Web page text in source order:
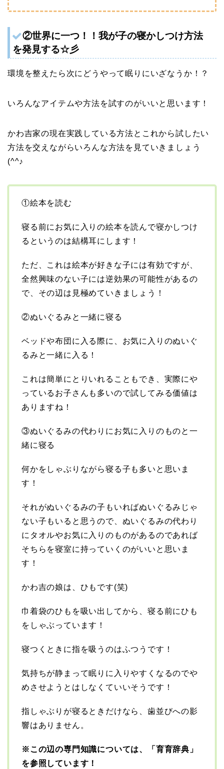
②世界に一つ！！我が子の寝かしつけ方法
を発見する☆彡
環境を整えたら次にどうやって眠りにいざなうか！？
いろんなアイテムや方法を試すのがいいと思います！
かわ吉家の現在実践している方法とこれから試したい
方法を交えながらいろんな方法を見ていきましょう
(^^♪
①絵本を読む
寝る前にお気に入りの絵本を読んで寝かしつけ
るというのは結構耳にします！
ただ、これは絵本が好きな子には有効ですが、
全然興味のない子には逆効果の可能性があるの
で、その辺は見極めていきましょう！
②ぬいぐるみと一緒に寝る
ベッドや布団に入る際に、お気に入りのぬいぐ
るみと一緒に入る！
これは簡単にとりいれることもでき、実際にや
っているお子さんも多いので試してみる価値は
ありますね！
③ぬいぐるみの代わりにお気に入りのものと一
緒に寝る
何かをしゃぶりながら寝る子も多いと思いま
す！
それがぬいぐるみの子もいればぬいぐるみじゃ
ない子もいると思うので、ぬいぐるみの代わり
にタオルやお気に入りのものがあるのであれば
そちらを寝室に持っていくのがいいと思いま
す！
かわ吉の娘は、ひもです(笑)
巾着袋のひもを吸い出してから、寝る前にひも
をしゃぶっています！
寝つくときに指を吸うのはふつうです！
気持ちが静まって眠りに入りやすくなるのでや
めさせようとはしなくていいそうです！
指しゃぶりが寝るときだけなら、歯並びへの影
響はありません。
※この辺の専門知識については、「育育辞典」
を参照しています！